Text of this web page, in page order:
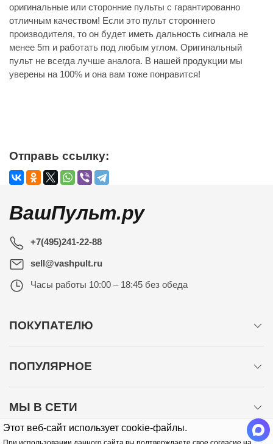
Этот веб-сайт использует cookie-файлы.
оригинальные или сторонние пульты с гарантированно
отличным качеством! Если это пульт стороннего
производителя, то он будет иметь дальность сигнала не
менее 5m и работать под любым углом. Оригинальный
пульт не всегда лучше аналога. В нашей продукции мы
уверены на 100% и она вам тоже понравится!
Отправь ссылку:
ВашПульт.ру
+7(495)241-22-88
sell@vashpult.ru
Часы работы 10:00 – 18:45 без обеда
ПОКУПАТЕЛЮ
ПОПУЛЯРНОЕ
МЫ В СЕТИ